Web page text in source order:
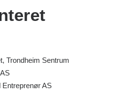
Trondheim Sentrum
AS